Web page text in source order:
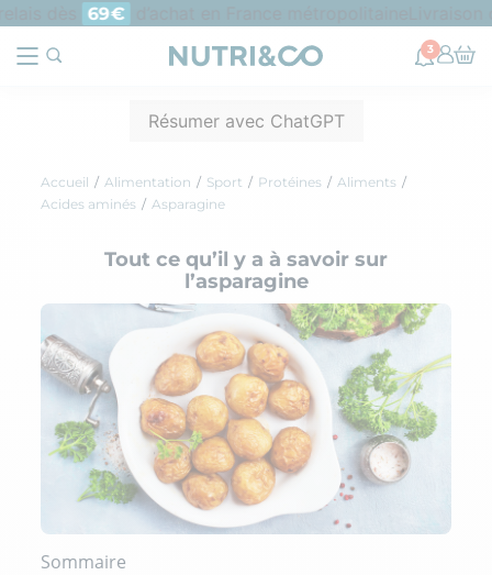
69€ d’achat en France métropolitaine
3
Résumer avec ChatGPT
Accueil Alimentation Sport Protéines
Aliments
Acides aminés
Asparagine
Tout ce qu’il y a à savoir sur
l’asparagine
Sommaire